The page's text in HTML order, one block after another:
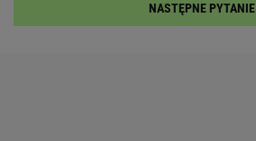
NASTĘPNE PYTANIE